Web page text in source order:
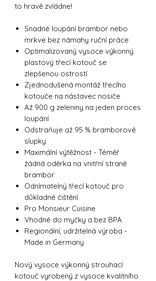
to hravě zvládne!
Snadné loupání brambor nebo
mrkve bez námahy ruční práce
Optimalizovaný vysoce výkonný
plastový třecí kotouč se
zlepšenou ostrostí
Zjednodušená montáž třecího
kotouče na nástavec nosiče
Až 900 g zeleniny na jeden proces
loupání
Odstraňuje až 95 % bramborové
slupky
Maximální výtěžnost - Téměř
žádná oděrka na vnitřní straně
brambor
Odnímatelný třecí kotouč pro
důkladné čištění
Pro Monsieur Cuisine
Vhodné do myčky a bez BPA
Regionální, udržitelná výroba -
Made in Germany
Nový vysoce výkonný strouhací
kotouč vyrobený z vysoce kvalitního